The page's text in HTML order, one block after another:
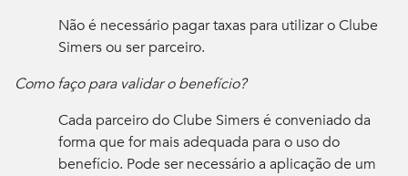
Não é necessário pagar taxas para utilizar o Clube
Simers ou ser parceiro.
Como faço para validar o benefício?
Cada parceiro do Clube Simers é conveniado da
forma que for mais adequada para o uso do
benefício. Pode ser necessário a aplicação de um